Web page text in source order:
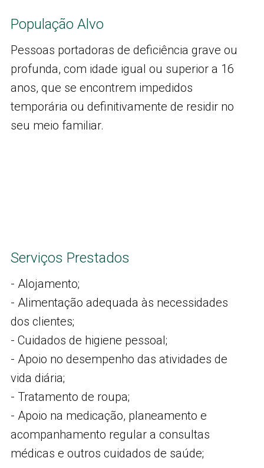
População Alvo
Pessoas portadoras de deficiência grave ou
profunda, com idade igual ou superior a 16
anos, que se encontrem impedidos
temporária ou definitivamente de residir no
seu meio familiar.
Serviços Prestados
- Alojamento;
- Alimentação adequada às necessidades
dos clientes;
- Cuidados de higiene pessoal;
- Apoio no desempenho das atividades de
vida diária;
- Tratamento de roupa;
- Apoio na medicação, planeamento e
acompanhamento regular a consultas
médicas e outros cuidados de saúde;